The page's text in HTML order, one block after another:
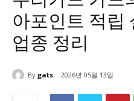
아포인트 적립
업종 정리
By gats 2026년 05월 13일